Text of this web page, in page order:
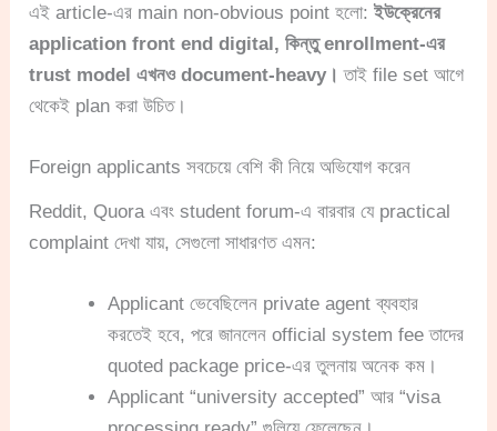
এই article-এর main non-obvious point হলো:ইউক্রেনের
application front end digital, কিন্তু enrollment-এর
trust model এখনও document-heavy। তাই file set আগে
থেকেই plan করা উচিত।
Foreign applicants সবচেয়ে বেশি কী নিয়ে অভিযোগ করেন
Reddit, Quora এবং student forum-এ বারবার যে practical
complaint দেখা যায়, সেগুলো সাধারণত এমন:
Applicant ভেবেছিলেন private agent ব্যবহার
করতেই হবে, পরে জানলেন official system fee তাদের
quoted package price-এর তুলনায় অনেক কম।
Applicant “university accepted” আর “visa